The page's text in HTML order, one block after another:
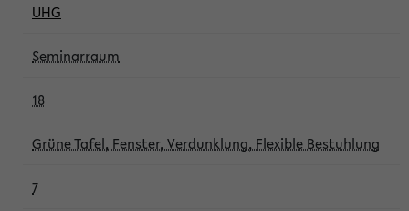
UHG
Seminarraum
18
Grüne Tafel, Fenster, Verdunklung, Flexible Bestuhlung
7